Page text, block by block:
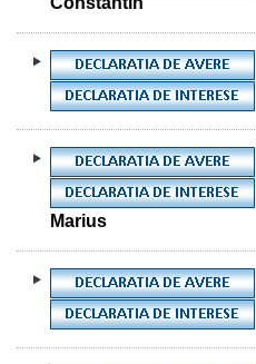
Marius